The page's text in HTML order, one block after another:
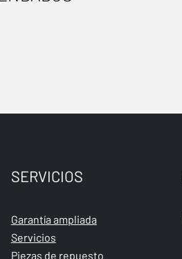
SERVICIOS
Garantía ampliada
Servicios
Piezas de repuesto